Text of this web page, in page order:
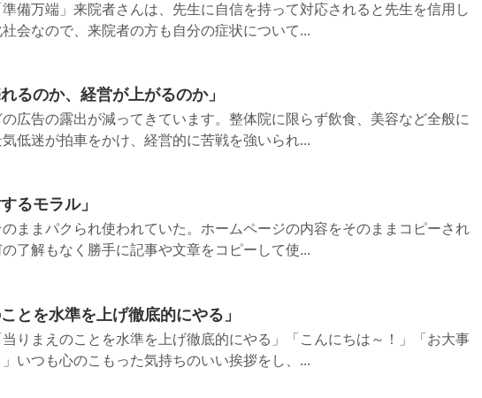
備万端」来院者さんは、先生に自信を持って対応されると先生を信用し
会なので、来院者の方も自分の症状について...
るのか、経営が上がるのか」
広告の露出が減ってきています。整体院に限らず飲食、美容など全般に
低迷が拍車をかけ、経営的に苦戦を強いられ...
るモラル」
ままパクられ使われていた。ホームページの内容をそのままコピーされ
了解もなく勝手に記事や文章をコピーして使...
とを水準を上げ徹底的にやる」
りまえのことを水準を上げ徹底的にやる」「こんにちは～！」「お大事
いつも心のこもった気持ちのいい挨拶をし、...